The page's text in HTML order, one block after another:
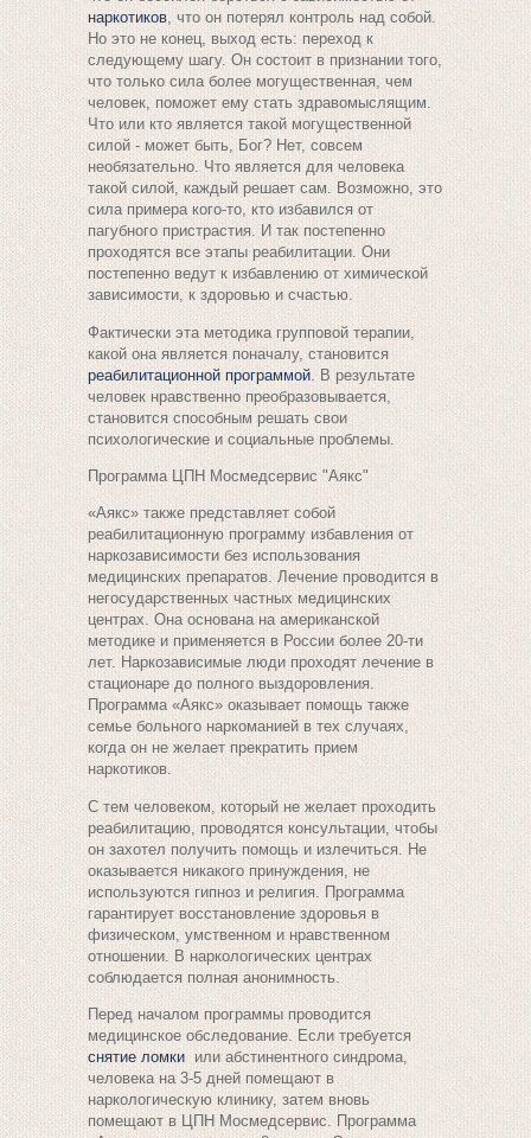
наркотиков, что он потерял контроль над собой.
Но это не конец, выход есть: переход к
следующему шагу. Он состоит в признании того,
что только сила более могущественная, чем
человек, поможет ему стать здравомыслящим.
Что или кто является такой могущественной
силой - может быть, Бог? Нет, совсем
необязательно. Что является для человека
такой силой, каждый решает сам. Возможно, это
сила примера кого-то, кто избавился от
пагубного пристрастия. И так постепенно
проходятся все этапы реабилитации. Они
постепенно ведут к избавлению от химической
зависимости, к здоровью и счастью.
Фактически эта методика групповой терапии,
какой она является поначалу, становится
реабилитационной программой . В результате
человек нравственно преобразовывается,
становится способным решать свои
психологические и социальные проблемы.
Программа ЦПН Мосмедсервис "Аякс"
«Аякс» также представляет собой
реабилитационную программу избавления от
наркозависимости без использования
медицинских препаратов. Лечение проводится в
негосударственных частных медицинских
центрах. Она основана на американской
методике и применяется в России более 20-ти
лет. Наркозависимые люди проходят лечение в
стационаре до полного выздоровления.
Программа «Аякс» оказывает помощь также
семье больного наркоманией в тех случаях,
когда он не желает прекратить прием
наркотиков.
С тем человеком, который не желает проходить
реабилитацию, проводятся консультации, чтобы
он захотел получить помощь и излечиться. Не
оказывается никакого принуждения, не
используются гипноз и религия. Программа
гарантирует восстановление здоровья в
физическом, умственном и нравственном
отношении. В наркологических центрах
соблюдается полная анонимность.
Перед началом программы проводится
медицинское обследование. Если требуется
снятие ломки или абстинентного синдрома,
человека на 3-5 дней помещают в
наркологическую клинику, затем вновь
помещают в ЦПН Мосмедсервис. Программа